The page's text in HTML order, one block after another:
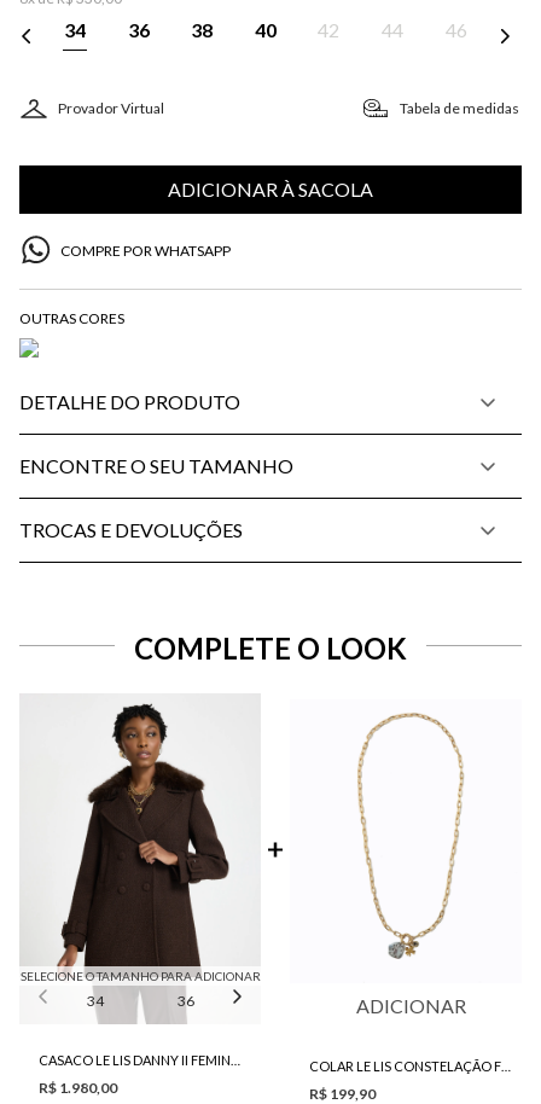
34 36 38 40 42 44 46
Provador Virtual Tabela de medidas
ADICIONAR À SACOLA
COMPRE POR WHATSAPP
DETALHE DO PRODUTO
ENCONTRE O SEU TAMANHO
TROCAS E DEVOLUÇÕES
COMPLETE O LOOK
SELECIONE O TAMANHO PARA ADICIONAR
34 36 40
R$ 1.980,00
ADICIONAR
R$ 199,90